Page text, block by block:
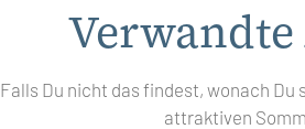
Falls Du nicht das findest, wonach
attraktiven